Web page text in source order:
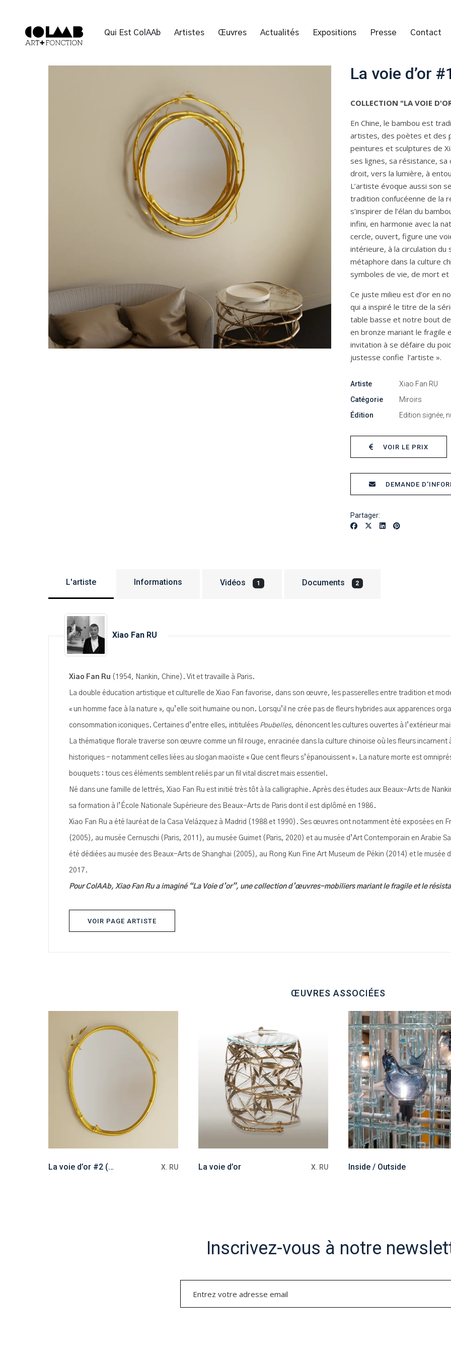
Qui Est ColAAb Artistes Œuvres Actualités Expositions Presse Contact
La voie d’or
COLLECTION "LA VOIE
En Chine, le bambou est
artistes, des poètes et des
peintures et sculptures de
ses lignes, sa résistance, sa
droit, vers la lumière, à
L’artiste évoque aussi son
tradition confucéenne de la
s’inspirer de l’élan du
infini, en harmonie avec la
cercle, ouvert, figure une
intérieure, à la circulation
métaphore dans la culture
symboles de vie, de mort et
Ce juste milieu est d’or en
qui a inspiré le titre de la
table basse et notre bout de
en bronze mariant le fragile
invitation à se défaire du
justesse confie l’artiste ».
Artiste
Xiao Fan RU
Catégorie
Miroirs
Édition
Edition signée,
VOIR LE PRIX
DEMANDE
Partager:
L'artiste Informations Vidéos 1 Documents 2
Xiao Fan RU
Xiao Fan Ru (1954, Nankin, Chine). Vit et travaille à Paris.
La double éducation artistique et culturelle de Xiao Fan favorise, dans son œuvre, les passerelles entre tradition et
« un homme face à la nature », qu’elle soit humaine ou non. Lorsqu’il ne crée pas de fleurs hybrides aux apparences
consommation iconiques. Certaines d’entre elles, intitulées Poubelles, dénoncent les cultures ouvertes à l’extérieur
La thématique florale traverse son œuvre comme un fil rouge, enracinée dans la culture chinoise où les fleurs incarnent
historiques - notamment celles liées au slogan maoïste « Que cent fleurs s’épanouissent ». La nature morte est
bouquets : tous ces éléments semblent reliés par un fil vital discret mais essentiel.
Né dans une famille de lettrés, Xiao Fan Ru est initié très tôt à la calligraphie. Après des études aux Beaux-Arts de
sa formation à l’École Nationale Supérieure des Beaux-Arts de Paris dont il est diplômé en 1986.
Xiao Fan Ru a été lauréat de la Casa Velázquez à Madrid (1988 et 1990). Ses œuvres ont notamment été exposées en
(2005), au musée Cernuschi (Paris, 2011), au musée Guimet (Paris, 2020) et au musée d’Art Contemporain en Arabie
été dédiées au musée des Beaux-Arts de Shanghai (2005), au Rong Kun Fine Art Museum de Pékin (2014) et le musée
2017.
Pour ColAAb, Xiao Fan Ru a imaginé “La Voie d’or”, une collection d’œuvres-mobiliers mariant le fragile et le
VOIR PAGE ARTISTE
ŒUVRES ASSOCIÉES
La voie d’or #2 (miroir) X. RU La voie d’or X. RU Inside / Outside
Inscrivez-vous à notre